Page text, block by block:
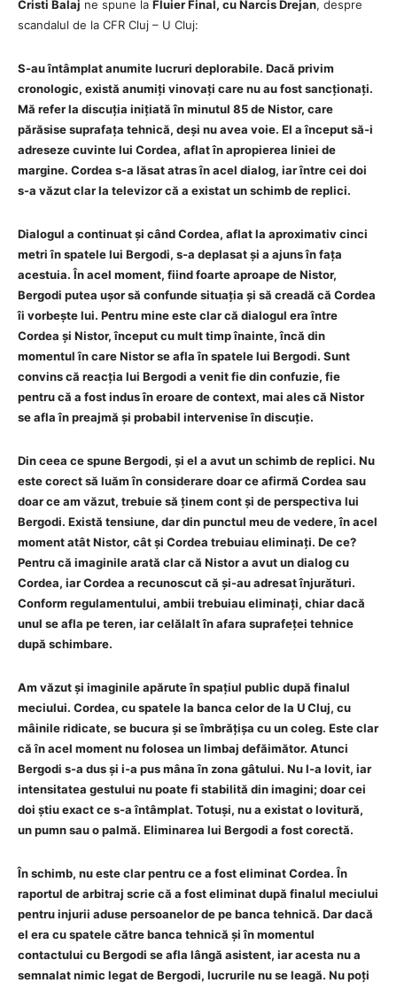
Cristi Balaj ne spune la Fluier Final, cu Narcis Drejan, despre
scandalul de la CFR Cluj – U Cluj:
S-au întâmplat anumite lucruri deplorabile. Dacă privim
cronologic, există anumiți vinovați care nu au fost sancționați.
Mă refer la discuția inițiată în minutul 85 de Nistor, care
părăsise suprafața tehnică, deși nu avea voie. El a început să-i
adreseze cuvinte lui Cordea, aflat în apropierea liniei de
margine. Cordea s-a lăsat atras în acel dialog, iar între cei doi
s-a văzut clar la televizor că a existat un schimb de replici.
Dialogul a continuat și când Cordea, aflat la aproximativ cinci
metri în spatele lui Bergodi, s-a deplasat și a ajuns în fața
acestuia. În acel moment, fiind foarte aproape de Nistor,
Bergodi putea ușor să confunde situația și să creadă că Cordea
îi vorbește lui. Pentru mine este clar că dialogul era între
Cordea și Nistor, început cu mult timp înainte, încă din
momentul în care Nistor se afla în spatele lui Bergodi. Sunt
convins că reacția lui Bergodi a venit fie din confuzie, fie
pentru că a fost indus în eroare de context, mai ales că Nistor
se afla în preajmă și probabil intervenise în discuție.
Din ceea ce spune Bergodi, și el a avut un schimb de replici. Nu
este corect să luăm în considerare doar ce afirmă Cordea sau
doar ce am văzut, trebuie să ținem cont și de perspectiva lui
Bergodi. Există tensiune, dar din punctul meu de vedere, în acel
moment atât Nistor, cât și Cordea trebuiau eliminați. De ce?
Pentru că imaginile arată clar că Nistor a avut un dialog cu
Cordea, iar Cordea a recunoscut că și-au adresat înjurături.
Conform regulamentului, ambii trebuiau eliminați, chiar dacă
unul se afla pe teren, iar celălalt în afara suprafeței tehnice
după schimbare.
Am văzut și imaginile apărute în spațiul public după finalul
meciului. Cordea, cu spatele la banca celor de la U Cluj, cu
mâinile ridicate, se bucura și se îmbrățișa cu un coleg. Este clar
că în acel moment nu folosea un limbaj defăimător. Atunci
Bergodi s-a dus și i-a pus mâna în zona gâtului. Nu l-a lovit, iar
intensitatea gestului nu poate fi stabilită din imagini; doar cei
doi știu exact ce s-a întâmplat. Totuși, nu a existat o lovitură,
un pumn sau o palmă. Eliminarea lui Bergodi a fost corectă.
În schimb, nu este clar pentru ce a fost eliminat Cordea. În
raportul de arbitraj scrie că a fost eliminat după finalul meciului
pentru injurii aduse persoanelor de pe banca tehnică. Dar dacă
el era cu spatele către banca tehnică și în momentul
contactului cu Bergodi se afla lângă asistent, iar acesta nu a
semnalat nimic legat de Bergodi, lucrurile nu se leagă. Nu poți